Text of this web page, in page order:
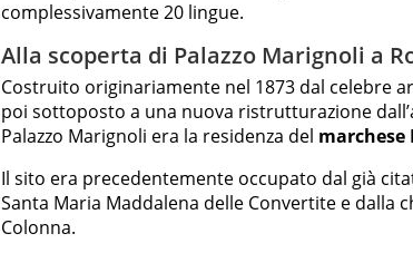
complessivamente 20 lingue.
Alla scoperta di Palazzo Marignoli a
Costruito originariamente nel 1873 dal celebre
poi sottoposto a una nuova ristrutturazione
Palazzo Marignoli era la residenza del
Il sito era precedentemente occupato dal già
Santa Maria Maddalena delle Convertite e dalla
Colonna.